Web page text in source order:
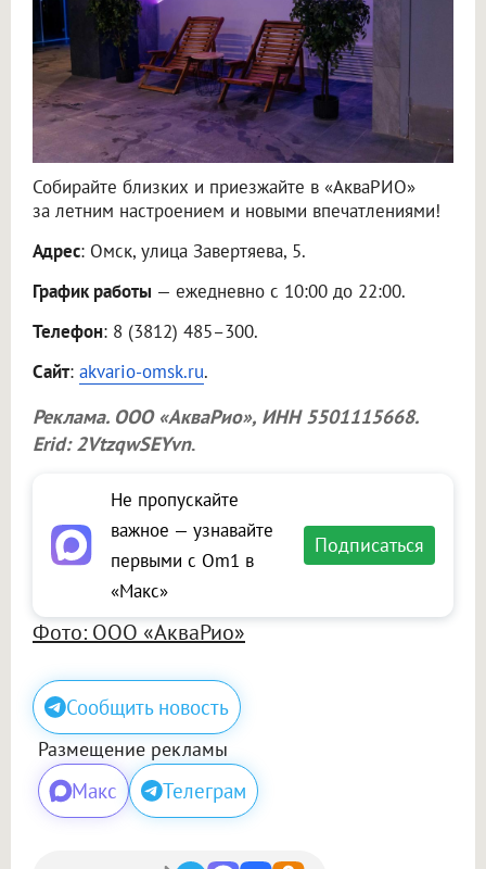
Собирайте близких и приезжайте в «АкваРИО»
за летним настроением и новыми впечатлениями!
Адрес: Омск, улица Завертяева, 5.
График работы — ежедневно с 10:00 до 22:00.
Телефон: 8 (3812) 485–300.
Сайт: akvario-omsk.ru.
Реклама. ООО «АкваРио», ИНН 5501115668.
Erid: 2VtzqwSEYvn.
Не пропускайте
важное — узнавайте
первыми с Om1 в
«Макс»
Подписаться
Фото: ООО «АкваРио»
Сообщить новость
Размещение рекламы
Макс Телеграм